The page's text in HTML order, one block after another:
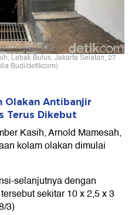
Lebak Bulus, Jakarta Selatan, 27
Budi/detikcom)
Olakan Antibanjir
Terus Dikebut
Kasih, Arnold Mamesah,
kolam olakan dimulai
selanjutnya dengan
sekitar 10 x 2,5 x 3
3)